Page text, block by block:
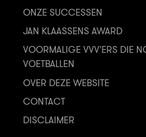
ONZE SUCCESSEN
JAN KLAASSENS AWARD
VOORMALIGE VVV'ERS DIE
VOETBALLEN
OVER DEZE WEBSITE
CONTACT
DISCLAIMER